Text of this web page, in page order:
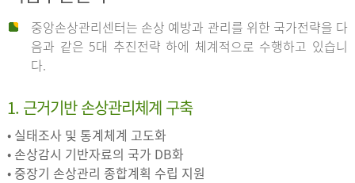
중앙손상관리센터는 손상 예방과 관리를 위한 국가전략을 다
음과 같은 5대 추진전략 하에 체계적으로 수행하고 있습니
다.
1. 근거기반 손상관리체계 구축
• 실태조사 및 통계체계 고도화
• 손상감시 기반자료의 국가 DB화
• 중장기 손상관리 종합계획 수립 지원